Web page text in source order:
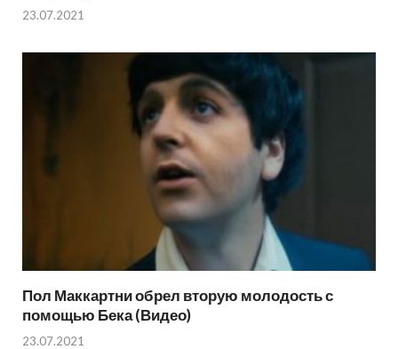
23.07.2021
Пол Маккартни обрел вторую молодость с
помощью Бека (Видео)
23.07.2021